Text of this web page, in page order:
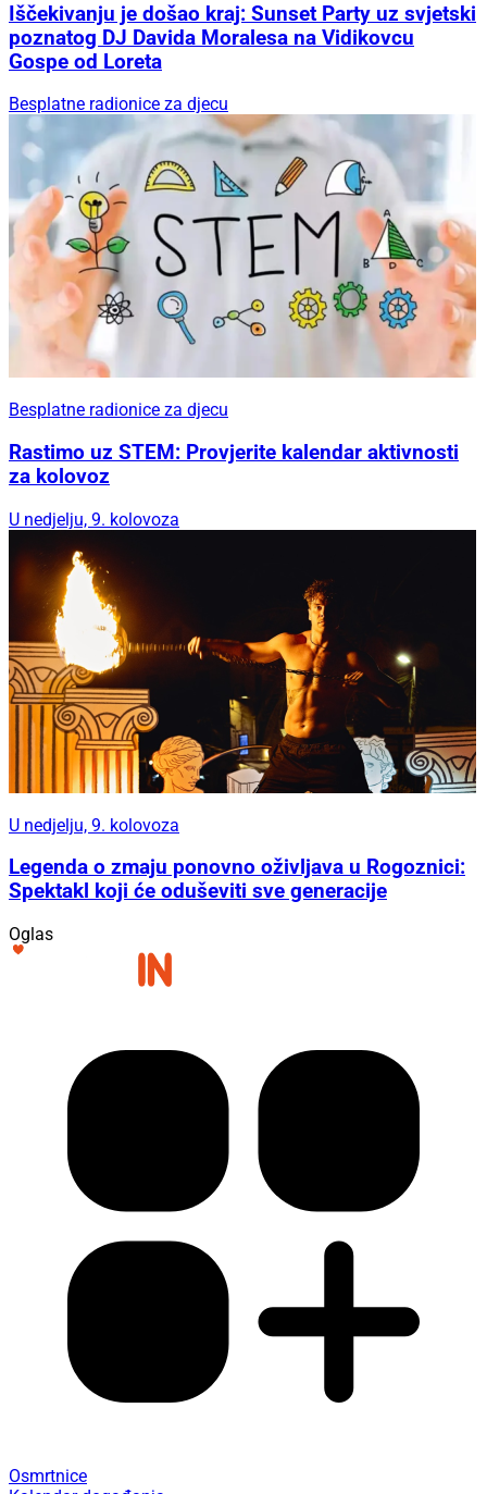
Iščekivanju je došao kraj: Sunset Party uz svjetski
poznatog DJ Davida Moralesa na Vidikovcu
Gospe od Loreta
Besplatne radionice za djecu
Besplatne radionice za djecu
Rastimo uz STEM: Provjerite kalendar aktivnosti
za kolovoz
U nedjelju, 9. kolovoza
U nedjelju, 9. kolovoza
Legenda o zmaju ponovno oživljava u Rogoznici:
Spektakl koji će oduševiti sve generacije
Oglas
Osmrtnice